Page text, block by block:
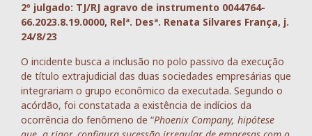
2º julgado: TJ/RJ agravo de instrumento 0044764-
66.2023.8.19.0000, Relª. Desª. Renata Silvares França, j.
24/8/23
O incidente busca a inclusão no polo passivo da execução
de título extrajudicial das duas sociedades empresárias que
integrariam o grupo econômico da executada. Segundo o
acórdão, foi constatada a existência de indícios da
ocorrência do fenômeno de “Phoenix Company, hipótese